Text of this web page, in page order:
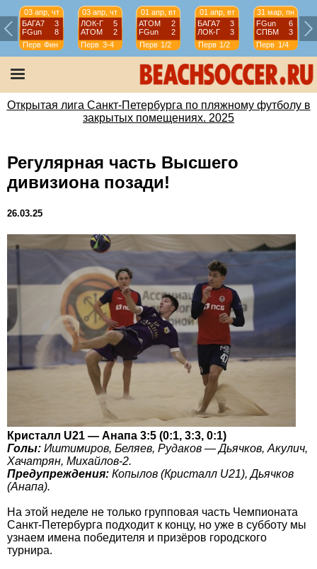
03 апр, чт
БАГА7
3
FGun
8
Перв Фин
03 апр, чт
ЛОК-Г
5
АТОМ
2
Перв 3-4
01 апр, вт
АТОМ
2
FGun
2
Перв 1/2
01 апр, вт
БАГА7
3
ЛОК-Г
3
Перв 1/2
31 мар, пн
FGun
6
СПБМ
3
Перв 1/4
Открытая лига Санкт-Петербурга по пляжному футболу в
закрытых помещениях. 2025
Регулярная часть Высшего
дивизиона позади!
26.03.25
Кристалл U21 — Анапа 3:5 (0:1, 3:3, 0:1)
Голы: Иштимиров, Беляев, Рудаков — Дьячков, Акулич,
Хачатрян, Михайлов-2.
Предупреждения: Копылов (Кристалл U21), Дьячков
(Анапа).
На этой неделе не только групповая часть Чемпионата
Санкт-Петербурга подходит к концу, но уже в субботу мы
узнаем имена победителя и призёров городского
турнира.